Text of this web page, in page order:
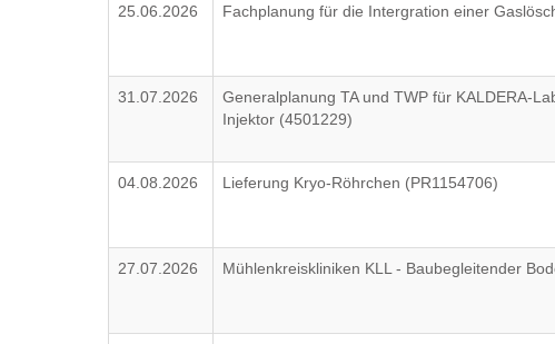
25.06.2026 Fachplanung für die Intergration einer
31.07.2026
Generalplanung TA und TWP für KALDERA-
Injektor (4501229)
04.08.2026 Lieferung Kryo-Röhrchen (PR1154706)
27.07.2026 Mühlenkreiskliniken KLL - Baubegleitender